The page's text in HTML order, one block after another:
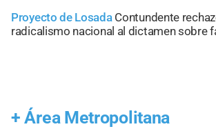
Proyecto de Losada Contundente
radicalismo nacional al dictamen sobre
+ Área Metropolitana